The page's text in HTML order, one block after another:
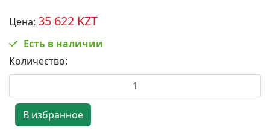
Цена: 35 622 KZT
Есть в наличии
Количество: